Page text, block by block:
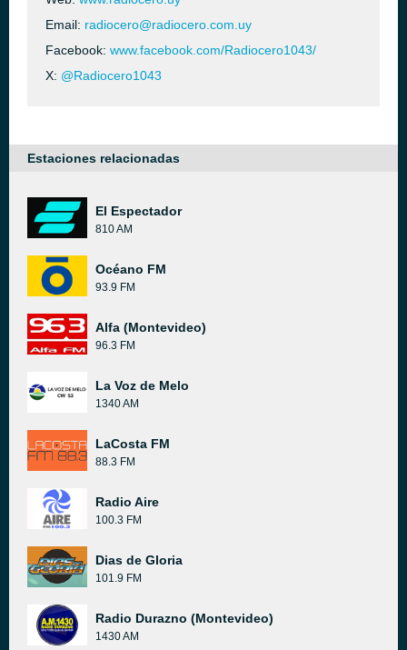
Email: radiocero@radiocero.com.uy
Facebook: www.facebook.com/Radiocero1043/
X: @Radiocero1043
Estaciones relacionadas
El Espectador
810 AM
Océano FM
93.9 FM
Alfa (Montevideo)
96.3 FM
La Voz de Melo
1340 AM
LaCosta FM
88.3 FM
Radio Aire
100.3 FM
Dias de Gloria
101.9 FM
Radio Durazno (Montevideo)
1430 AM